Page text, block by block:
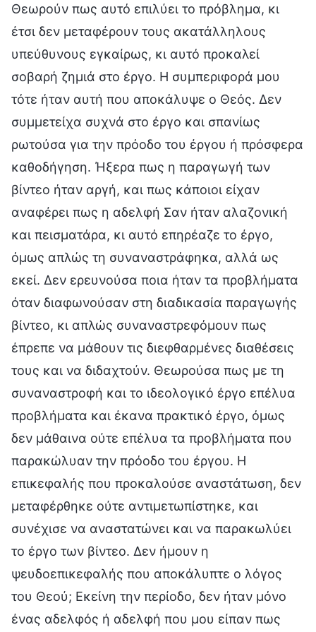
Θεωρούν πως αυτό επιλύει το πρόβλημα, κι
έτσι δεν μεταφέρουν τους ακατάλληλους
υπεύθυνους εγκαίρως, κι αυτό προκαλεί
σοβαρή ζημιά στο έργο. Η συμπεριφορά μου
τότε ήταν αυτή που αποκάλυψε ο Θεός. Δεν
συμμετείχα συχνά στο έργο και σπανίως
ρωτούσα για την πρόοδο του έργου ή πρόσφερα
καθοδήγηση. Ήξερα πως η παραγωγή των
βίντεο ήταν αργή, και πως κάποιοι είχαν
αναφέρει πως η αδελφή Σαν ήταν αλαζονική
και πεισματάρα, κι αυτό επηρέαζε το έργο,
όμως απλώς τη συναναστράφηκα, αλλά ως
εκεί. Δεν ερευνούσα ποια ήταν τα προβλήματα
όταν διαφωνούσαν στη διαδικασία παραγωγής
βίντεο, κι απλώς συναναστρεφόμουν πως
έπρεπε να μάθουν τις διεφθαρμένες διαθέσεις
τους και να διδαχτούν. Θεωρούσα πως με τη
συναναστροφή και το ιδεολογικό έργο επέλυα
προβλήματα και έκανα πρακτικό έργο, όμως
δεν μάθαινα ούτε επέλυα τα προβλήματα που
παρακώλυαν την πρόοδο του έργου. Η
επικεφαλής που προκαλούσε αναστάτωση, δεν
μεταφέρθηκε ούτε αντιμετωπίστηκε, και
συνέχισε να αναστατώνει και να παρακωλύει
το έργο των βίντεο. Δεν ήμουν η
ψευδοεπικεφαλής που αποκάλυπτε ο λόγος
του Θεού; Εκείνη την περίοδο, δεν ήταν μόνο
ένας αδελφός ή αδελφή που μου είπαν πως